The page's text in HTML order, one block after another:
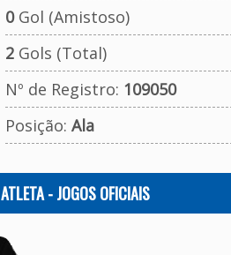
0Gol (Amistoso)
2Gols (Total)
Nº de Registro: 109050
Posição: Ala
- JOGOS OFICIAIS